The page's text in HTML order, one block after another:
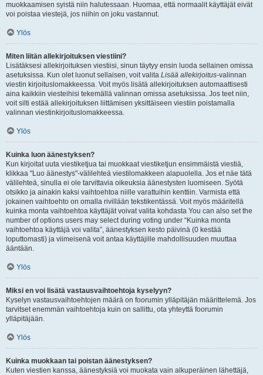
muokkaamisen syistä niin halutessaan. Huomaa, että normaalit käyttäjät eivät
voi poistaa viestejä, jos niihin on joku vastannut.
Ylös
Miten liitän allekirjoituksen viestiini?
Lisätäksesi allekirjoituksen viestiisi, sinun täytyy ensin luoda sellainen omissa
asetuksissa. Kun olet luonut sellaisen, voit valita Lisää allekirjoitus-valinnan
viestin kirjoituslomakkeessa. Voit myös lisätä allekirjoituksen automaattisesti
aina kaikkiin viesteihisi tekemällä valinnan omissa asetuksissa. Jos teet niin,
voit silti estää allekirjoituksen liittämisen yksittäiseen viestiin poistamalla
valinnan viestinkirjoituslomakkeessa.
Ylös
Kuinka luon äänestyksen?
Kun kirjoitat uuta viestiketjua tai muokkaat viestiketjun ensimmäistä viestiä,
klikkaa "Luo äänestys"-välilehteä viestilomakkeen alapuolella. Jos et näe tätä
välilehteä, sinulla ei ole tarvittavia oikeuksia äänestysten luomiseen. Syötä
otsikko ja ainakin kaksi vaihtoehtoa niille varattuihin kenttiin. Varmista että
jokainen vaihtoehto on omalla rivillään tekstikentässä. Voit myös määritellä
kuinka monta vaihtoehtoa käyttäjät voivat valita kohdasta You can also set the
number of options users may select during voting under “Kuinka monta
vaihtoehtoa käyttäjä voi valita”, äänestyksen kesto päivinä (0 kestää
loputtomasti) ja viimeisenä voit antaa käyttäjille mahdollisuuden muuttaa
ääntään.
Ylös
Miksi en voi lisätä vastausvaihtoehtoja kyselyyn?
Kyselyn vastausvaihtoehtojen määrä on foorumin ylläpitäjän määrittelemä. Jos
tarvitset enemmän vaihtoehtoja kuin on sallittu, ota yhteyttä foorumin
ylläpitäjään.
Ylös
Kuinka muokkaan tai poistan äänestyksen?
Kuten viestien kanssa, äänestyksiä voi muokata vain alkuperäinen lähettäjä,